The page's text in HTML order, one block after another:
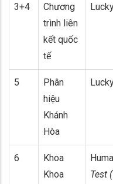
3+4
Chương
trình liên
kết quốc
tế
5
Phân
hiệu
Khánh
Hòa
6
Khoa
Khoa
Test